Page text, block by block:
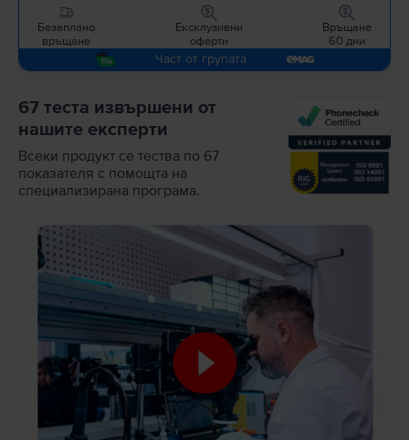
Безаплано
връщане
Ексклузивни
оферти
Връщане
60 дни
Част от групата
67 теста извършени от
нашите експерти
Всеки продукт се тества по 67
показателя с помощта на
специализирана програма.